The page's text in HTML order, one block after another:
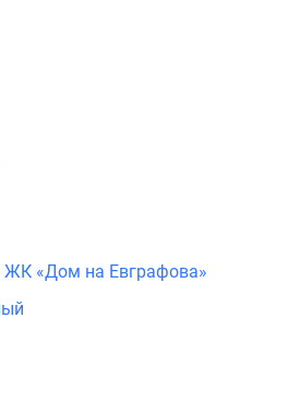
ЖК «Дом на Евграфова»